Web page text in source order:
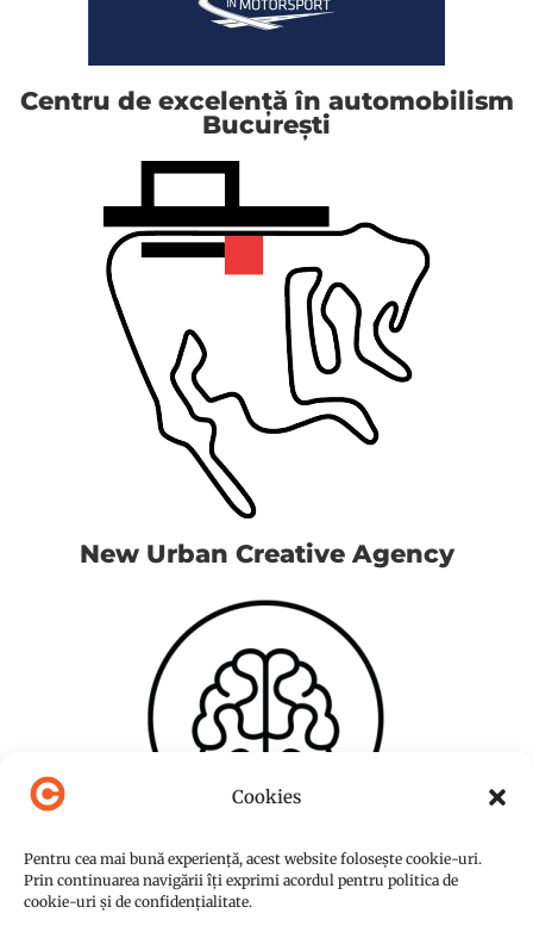
Cookies
Pentru cea mai bună experiență, acest website folosește cookie-uri.
Prin continuarea navigării îți exprimi acordul pentru politica de
cookie-uri și de confidențialitate.
Centru de excelență în automobilism
București
New Urban Creative Agency